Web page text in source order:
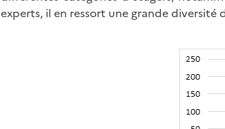
experts, il en ressort une grande diversité